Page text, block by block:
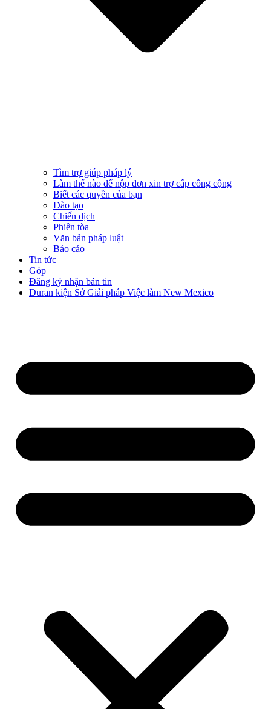
Tìm trợ giúp pháp lý
Làm thế nào để nộp đơn xin trợ cấp công cộng
Biết các quyền của bạn
Đào tạo
Chiến dịch
Phiên tòa
Văn bản pháp luật
Báo cáo
Tin tức
Góp
Đăng ký nhận bản tin
Duran kiện Sở Giải pháp Việc làm New Mexico